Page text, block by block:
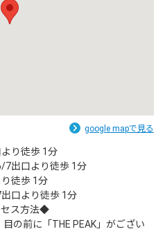
google mapで見る
り徒歩 1分
7出口より徒歩 1分
徒歩 1分
口より徒歩 1分
セス方法◆
の前に「THE PEAK」がござい